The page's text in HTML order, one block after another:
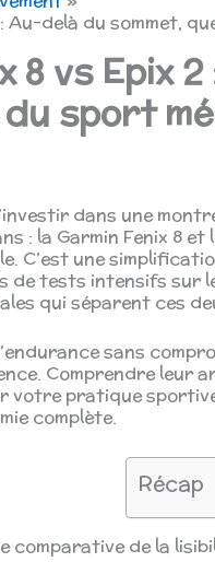
: Au-delà du sommet,
8 vs Epix
sport
dans une
: la Garmin Fenix 8 et
C’est une
de tests intensifs sur
qui séparent ces
sans
Comprendre
pratique
complète.
Récap
comparative de la